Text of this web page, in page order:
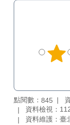
點閱數： 845
資料檢視：
資料維護：臺